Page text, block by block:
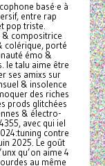
basé·e à
entre rap
pop triste.
& compositrice
colérique, porté
émo &
le talu aime être
ses amixs sur
& insolence
des riches
prods glitchées
& électro-
avec qui iel
contre
2025. Le goût
qu’on aime 4
au même